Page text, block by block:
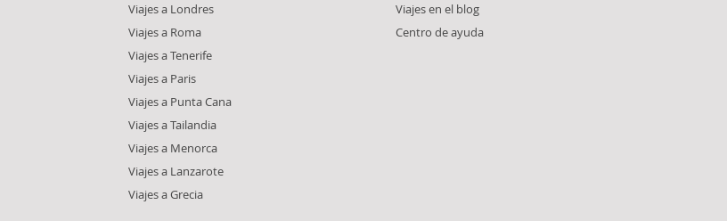
Viajes a Londres
Viajes a Roma
Viajes a Tenerife
Viajes a Paris
Viajes a Punta Cana
Viajes a Tailandia
Viajes a Menorca
Viajes a Lanzarote
Viajes a Grecia
Viajes en el blog
Centro de ayuda